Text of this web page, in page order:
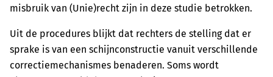
misbruik van (Unie)recht zijn in deze studie betrokken.
Uit de procedures blijkt dat rechters de stelling dat er
sprake is van een schijnconstructie vanuit verschillende
correctiemechanismes benaderen. Soms wordt